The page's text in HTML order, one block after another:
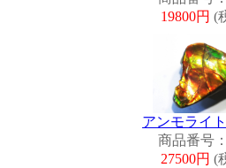
19800円 (
アンモライ
商品番号
27500円 (